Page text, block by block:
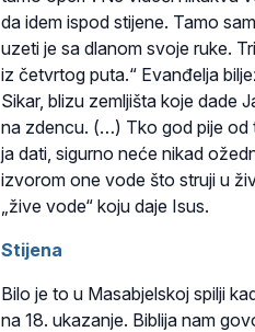
da idem ispod stijene. Tamo
uzeti je sa dlanom svoje ruke.
iz četvrtog puta.“ Evanđelja
Sikar, blizu zemljišta koje dade
na zdencu. (…) Tko god pije od
ja dati, sigurno neće nikad
izvorom one vode što struji u
„žive vode“ koju daje Isus.
Stijena
Bilo je to u Masabjelskoj spilji
na 18. ukazanje. Biblija nam